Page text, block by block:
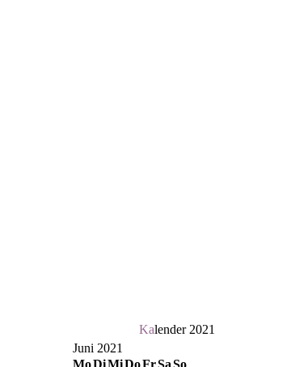
Kalender 2021
Juni 2021
MoDiMiDoFrSaSo